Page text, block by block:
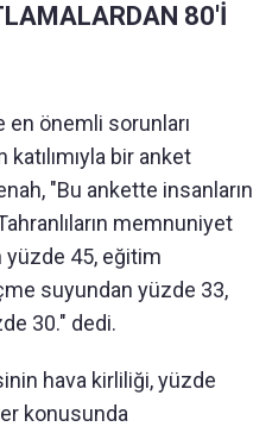
80'İ
en önemli sorunları
bir anket
"Bu ankette insanların
memnuniyet
yüzde 45, eğitim
suyundan yüzde 33,
30." dedi.
hava kirliliği, yüzde
konusunda